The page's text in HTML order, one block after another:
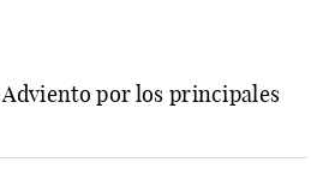
por los principales